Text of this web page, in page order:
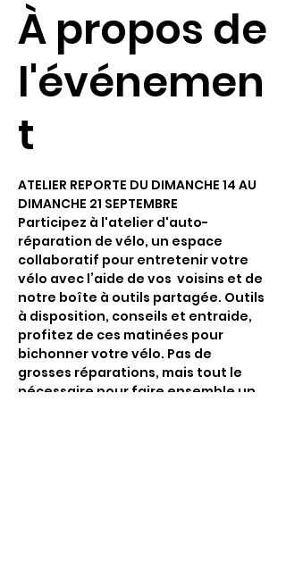
À propos de
l'événemen
t
ATELIER REPORTE DU DIMANCHE 14 AU
DIMANCHE 21 SEPTEMBRE
Participez à l'atelier d'auto-
réparation de vélo, un espace
collaboratif pour entretenir votre
vélo avec l’aide de vos  voisins et de
notre boîte à outils partagée. Outils
à disposition, conseils et entraide,
profitez de ces matinées pour
bichonner votre vélo. Pas de
grosses réparations, mais tout le
nécessaire pour faire ensemble un